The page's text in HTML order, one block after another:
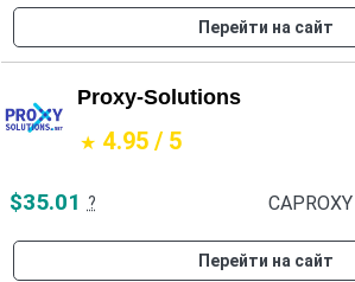
Перейти на сайт
Proxy-Solutions
4.95 / 5
$35.01 ? CAPROXY
Перейти на сайт